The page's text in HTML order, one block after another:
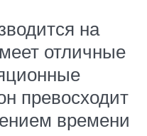
на
отличные
превосходит
времени